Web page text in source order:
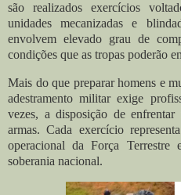
são realizados exercícios
unidades mecanizadas e
envolvem elevado grau de
condições que as tropas poderão
Mais do que preparar homens e
adestramento militar exige
vezes, a disposição de
armas. Cada exercício
operacional da Força Terrestre
soberania nacional.